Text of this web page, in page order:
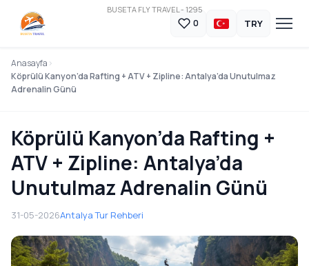
BUSETA FLY TRAVEL - 1295
0 TRY
Anasayfa
Köprülü Kanyon’da Rafting + ATV + Zipline: Antalya’da Unutulmaz
Adrenalin Günü
Köprülü Kanyon’da Rafting +
ATV + Zipline: Antalya’da
Unutulmaz Adrenalin Günü
31-05-2026Antalya Tur Rehberi